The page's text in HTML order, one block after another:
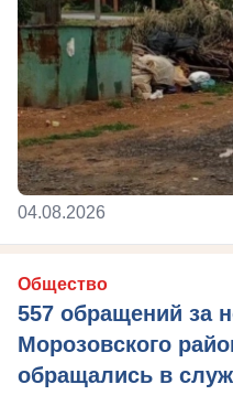
04.08.2026
Общество
557 обращений за
Морозовского
обращались в